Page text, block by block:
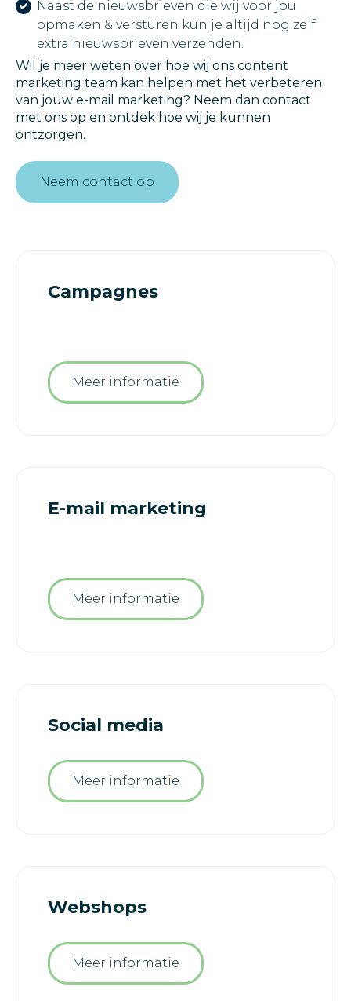
Naast de nieuwsbrieven die wij voor jou
opmaken & versturen kun je altijd nog zelf
extra nieuwsbrieven verzenden.
Wil je meer weten over hoe wij ons content
marketing team kan helpen met het verbeteren
van jouw e-mail marketing? Neem dan contact
met ons op en ontdek hoe wij je kunnen
ontzorgen.
Neem contact op
Campagnes
Meer informatie
E-mail marketing
Meer informatie
Social media
Meer informatie
Webshops
Meer informatie